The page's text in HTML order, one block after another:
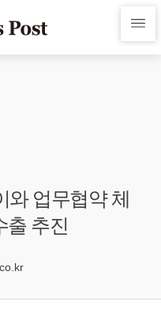
와 업무협약 체
출 추진